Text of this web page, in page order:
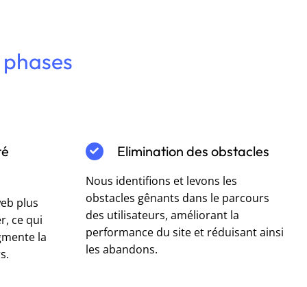
plus
ce qui
la
Elimination des obstacles
Nous identifions et levons les
obstacles gênants dans le parcours
des utilisateurs, améliorant la
performance du site et réduisant ainsi
les abandons.